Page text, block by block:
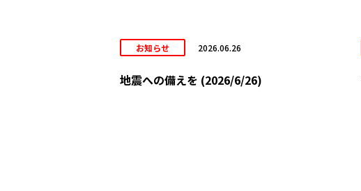
お知らせ 2026.06.26
地震への備えを (2026/6/26)